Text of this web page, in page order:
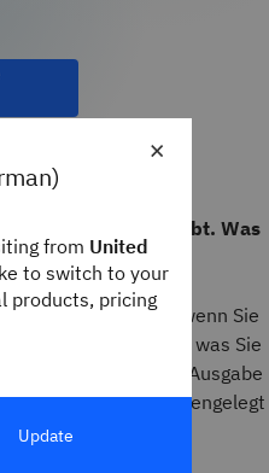
der Medaille gibt. Was
Beispiel, dass, wenn Sie
und nicht wissen, was Sie
und bei der Ausgabe
Menge an Daten offengelegt
sollten.
×
from United
to switch to your
products, pricing
Update